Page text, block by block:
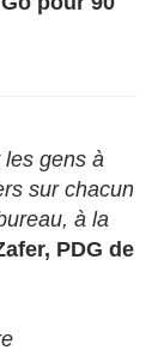
les gens à
sur chacun
à la
PDG de